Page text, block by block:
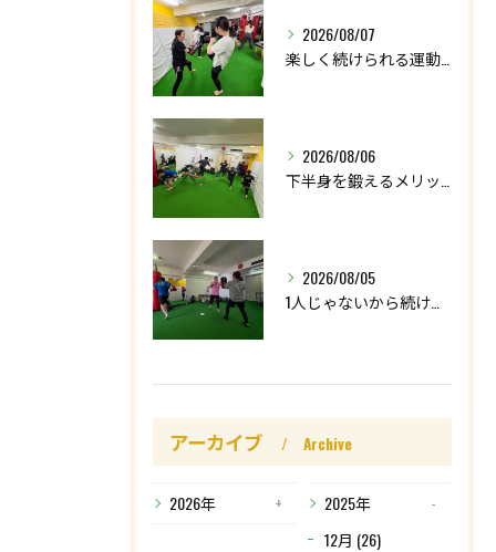
2026/08/07
2026/08/06
2026/08/05
アーカイブ Archive
2026年
2025年
12月 (26)